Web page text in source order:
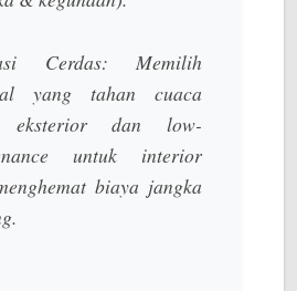
Cerdas: Memilih
yang tahan cuaca
eksterior dan low-
untuk interior
biaya jangka